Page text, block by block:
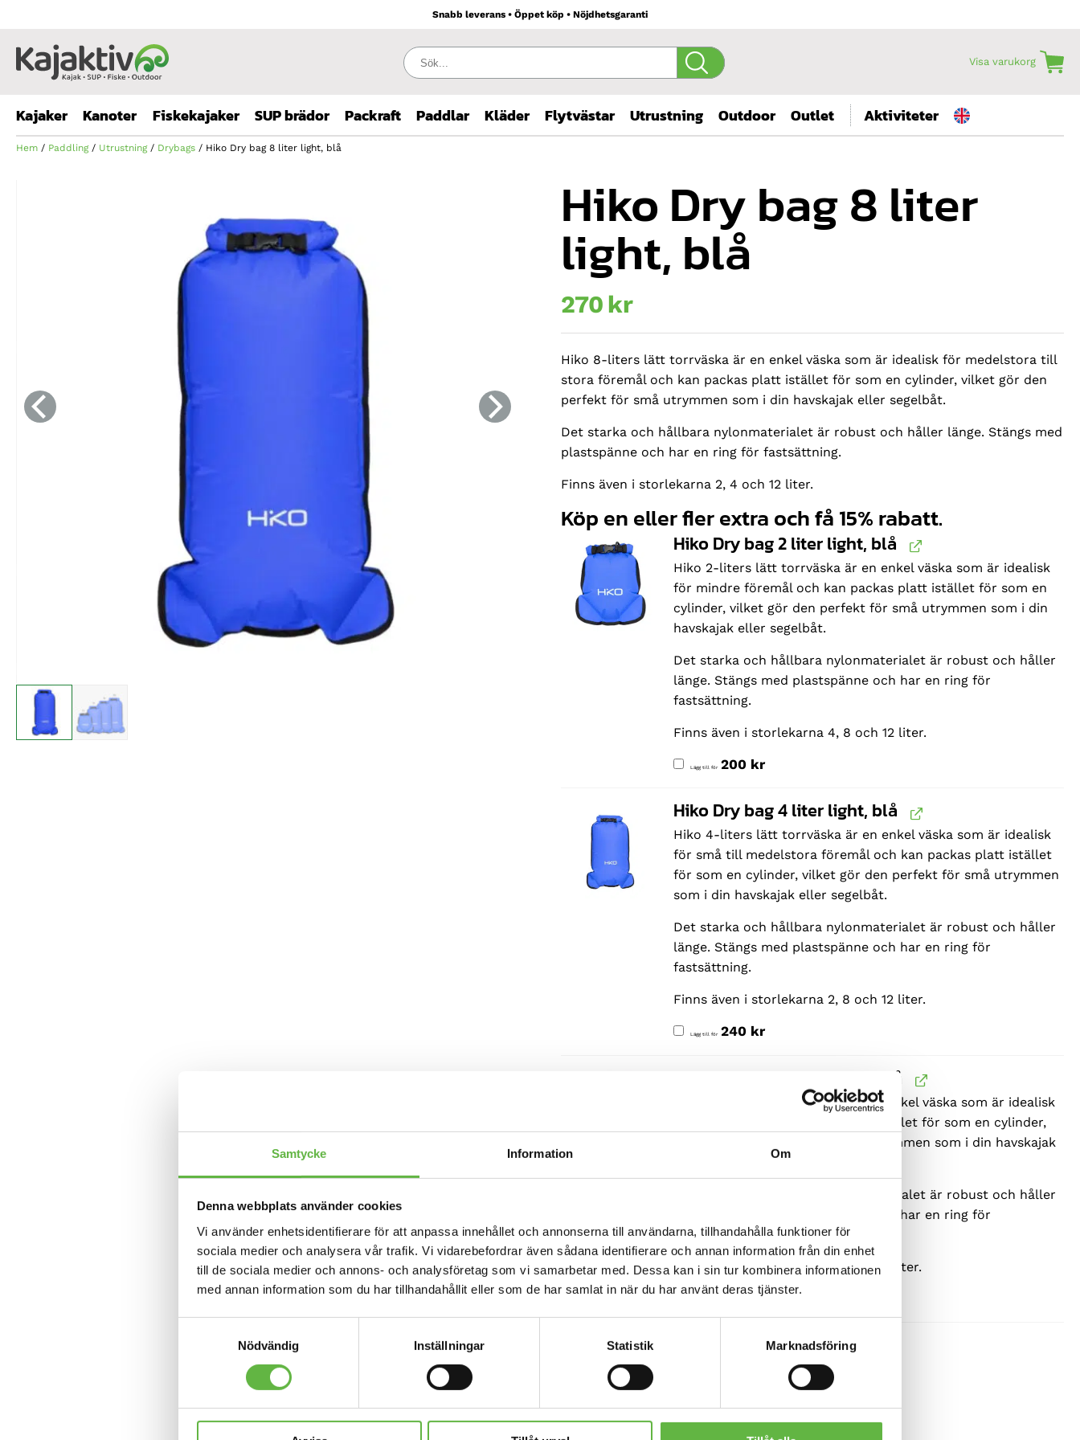
Samtycke Information Om
Denna webbplats använder cookies
Vi använder enhetsidentifierare för att anpassa innehållet och annonserna till användarna, tillhandahålla funktioner för
sociala medier och analysera vår trafik. Vi vidarebefordrar även sådana identifierare och annan information från din enhet
till de sociala medier och annons- och analysföretag som vi samarbetar med. Dessa kan i sin tur kombinera informationen
med annan information som du har tillhandahållit eller som de har samlat in när du har använt deras tjänster.
Nödvändig
Inställningar Statistik Marknadsföring
Snabb leverans • Öppet köp • Nöjdhetsgaranti
Sök: Visa varukorg
Kajaker Kanoter Fiskekajaker SUP brädor Packraft Paddlar Kläder Flytvästar Utrustning Outdoor Outlet Aktiviteter
Hem / Paddling/ Utrustning/ Drybags / Hiko Dry bag 8 liter light, blå
Hiko Dry bag 8 liter
light, blå
270 kr
Hiko 8-liters lätt torrväska är en enkel väska som är idealisk för medelstora till
stora föremål och kan packas platt istället för som en cylinder, vilket gör den
perfekt för små utrymmen som i din havskajak eller segelbåt.
Det starka och hållbara nylonmaterialet är robust och håller länge. Stängs med
plastspänne och har en ring för fastsättning.
Finns även i storlekarna 2, 4 och 12 liter.
Köp en eller fler extra och få 15% rabatt.
Hiko Dry bag 2 liter light, blå
Hiko 2-liters lätt torrväska är en enkel väska som är idealisk
för mindre föremål och kan packas platt istället för som en
cylinder, vilket gör den perfekt för små utrymmen som i din
havskajak eller segelbåt.
Det starka och hållbara nylonmaterialet är robust och håller
länge. Stängs med plastspänne och har en ring för
fastsättning.
Finns även i storlekarna 4, 8 och 12 liter.
Lägg till för 200 kr
Hiko Dry bag 4 liter light, blå
Hiko 4-liters lätt torrväska är en enkel väska som är idealisk
för små till medelstora föremål och kan packas platt istället
för som en cylinder, vilket gör den perfekt för små utrymmen
som i din havskajak eller segelbåt.
Det starka och hållbara nylonmaterialet är robust och håller
länge. Stängs med plastspänne och har en ring för
fastsättning.
Finns även i storlekarna 2, 8 och 12 liter.
Lägg till för 240 kr
Hiko Dry bag 12 liter light, blå
Hiko 12-liters lätt torrväska är en enkel väska som är idealisk
för kläder och kan packas platt istället för som en cylinder,
vilket gör den perfekt för små utrymmen som i din havskajak
Det starka och hållbara nylonmaterialet är robust och håller
länge. Stängs med plastspänne och har en ring för
fastsättning.
Finns även i storlekarna 2, 4 och 8 liter.
300 kr
8
liter
LÄGG I VARUKORG
Kategorier:
Packraft tillbehör Uncategorized